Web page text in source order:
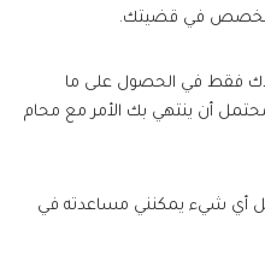
يتخصص في قضيتك.
فقط في الحصول على ما
أن ينتهي بك الأمر مع محام
أي شيء يمكنني مساعدته في